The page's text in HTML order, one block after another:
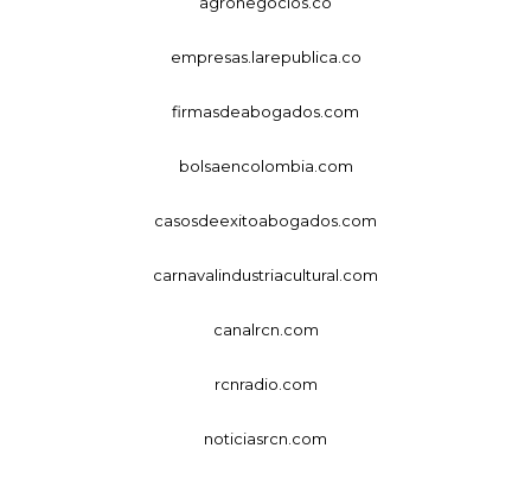
empresas.larepublica.co
firmasdeabogados.com
bolsaencolombia.com
casosdeexitoabogados.com
carnavalindustriacultural.com
canalrcn.com
rcnradio.com
noticiasrcn.com